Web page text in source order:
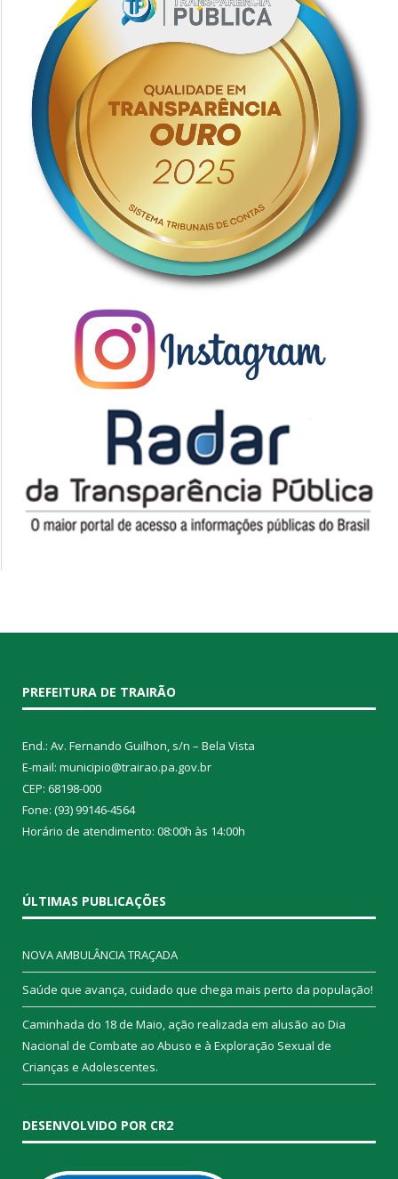
PREFEITURA DE TRAIRÃO
End.: Av. Fernando Guilhon, s/n – Bela Vista
E-mail: municipio@trairao.pa.gov.br
CEP: 68198-000
Fone: (93) 99146-4564
Horário de atendimento: 08:00h às 14:00h
ÚLTIMAS PUBLICAÇÕES
NOVA AMBULÂNCIA TRAÇADA
Saúde que avança, cuidado que chega mais perto da população!
Caminhada do 18 de Maio, ação realizada em alusão ao Dia
Nacional de Combate ao Abuso e à Exploração Sexual de
Crianças e Adolescentes.
DESENVOLVIDO POR CR2